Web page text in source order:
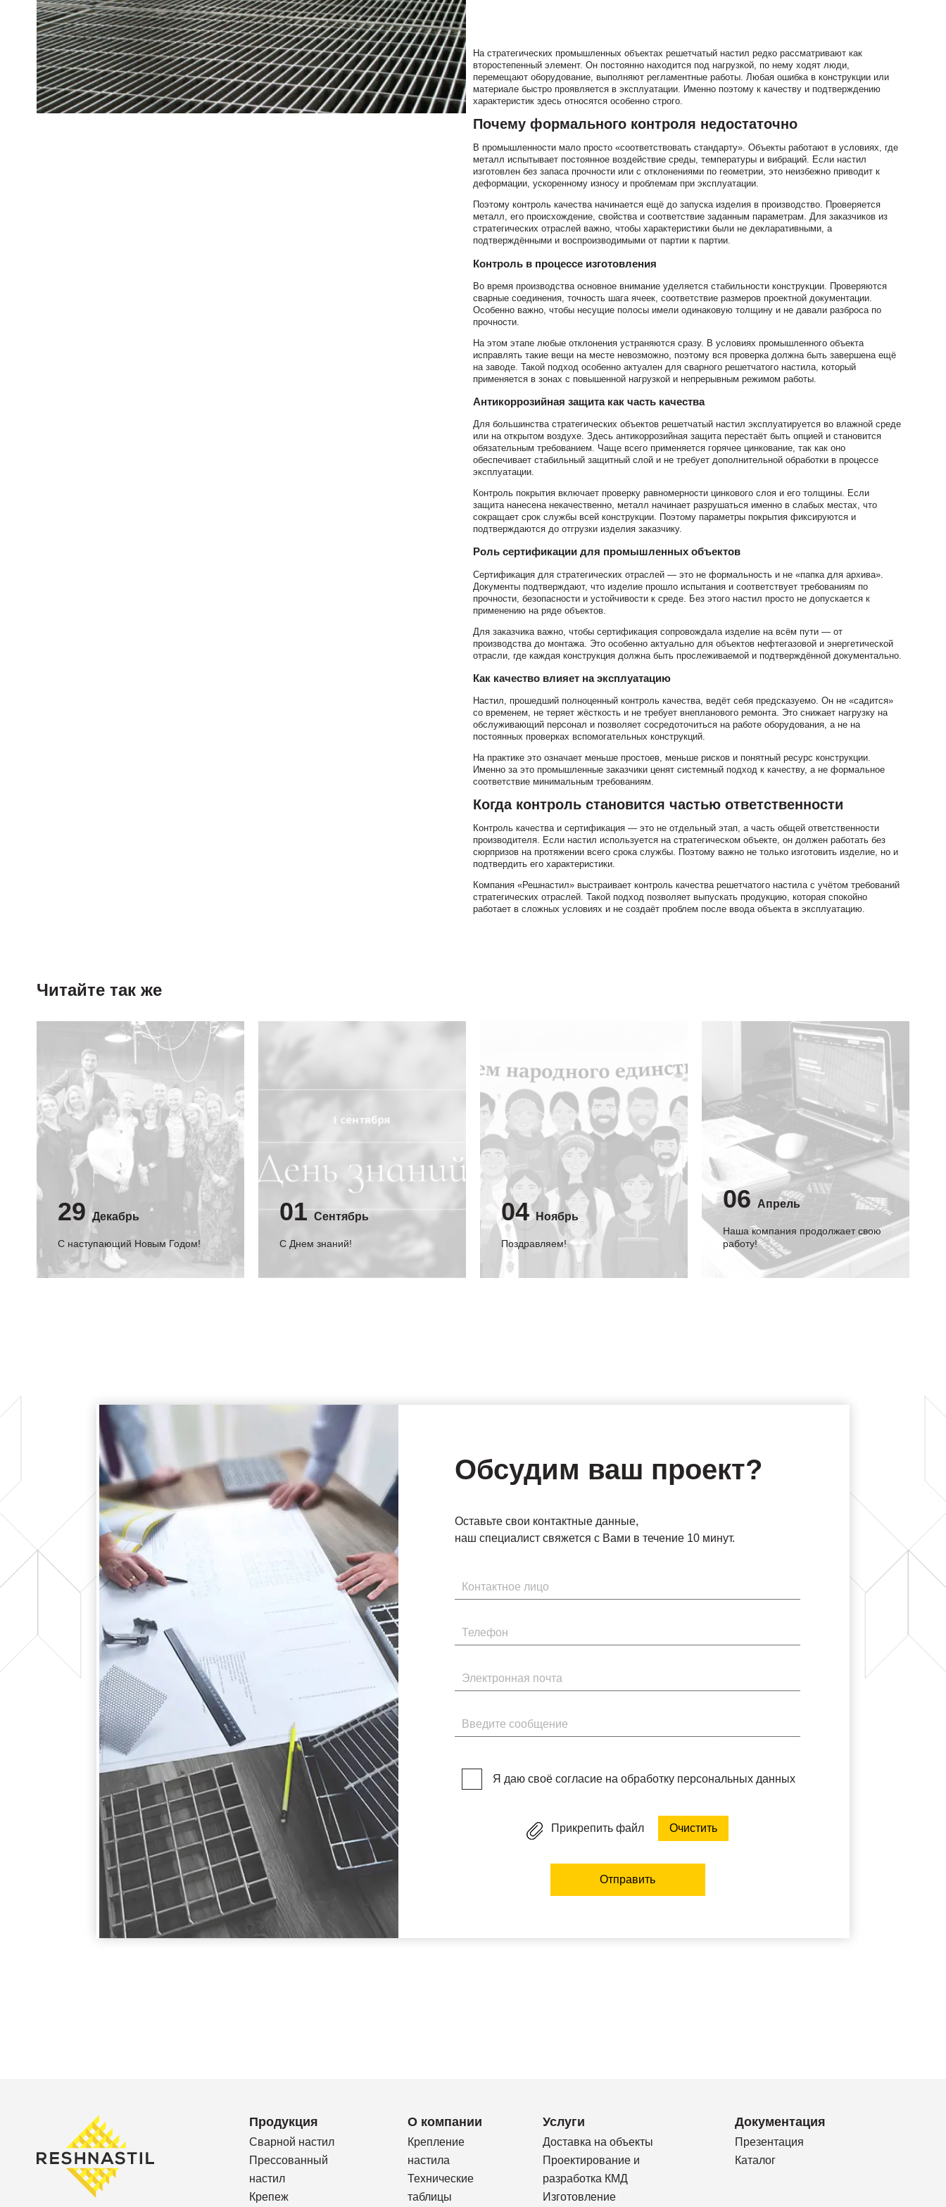
На стратегических промышленных объектах решетчатый настил редко рассматривают как
второстепенный элемент. Он постоянно находится под нагрузкой, по нему ходят люди,
перемещают оборудование, выполняют регламентные работы. Любая ошибка в конструкции или
материале быстро проявляется в эксплуатации. Именно поэтому к качеству и подтверждению
характеристик здесь относятся особенно строго.
Почему формального контроля недостаточно
В промышленности мало просто «соответствовать стандарту». Объекты работают в условиях, где
металл испытывает постоянное воздействие среды, температуры и вибраций. Если настил
изготовлен без запаса прочности или с отклонениями по геометрии, это неизбежно приводит к
деформации, ускоренному износу и проблемам при эксплуатации.
Поэтому контроль качества начинается ещё до запуска изделия в производство. Проверяется
металл, его происхождение, свойства и соответствие заданным параметрам. Для заказчиков из
стратегических отраслей важно, чтобы характеристики были не декларативными, а
подтверждёнными и воспроизводимыми от партии к партии.
Контроль в процессе изготовления
Во время производства основное внимание уделяется стабильности конструкции. Проверяются
сварные соединения, точность шага ячеек, соответствие размеров проектной документации.
Особенно важно, чтобы несущие полосы имели одинаковую толщину и не давали разброса по
прочности.
На этом этапе любые отклонения устраняются сразу. В условиях промышленного объекта
исправлять такие вещи на месте невозможно, поэтому вся проверка должна быть завершена ещё
на заводе. Такой подход особенно актуален для сварного решетчатого настила, который
применяется в зонах с повышенной нагрузкой и непрерывным режимом работы.
Антикоррозийная защита как часть качества
Для большинства стратегических объектов решетчатый настил эксплуатируется во влажной среде
или на открытом воздухе. Здесь антикоррозийная защита перестаёт быть опцией и становится
обязательным требованием. Чаще всего применяется горячее цинкование, так как оно
обеспечивает стабильный защитный слой и не требует дополнительной обработки в процессе
эксплуатации.
Контроль покрытия включает проверку равномерности цинкового слоя и его толщины. Если
защита нанесена некачественно, металл начинает разрушаться именно в слабых местах, что
сокращает срок службы всей конструкции. Поэтому параметры покрытия фиксируются и
подтверждаются до отгрузки изделия заказчику.
Роль сертификации для промышленных объектов
Сертификация для стратегических отраслей — это не формальность и не «папка для архива».
Документы подтверждают, что изделие прошло испытания и соответствует требованиям по
прочности, безопасности и устойчивости к среде. Без этого настил просто не допускается к
применению на ряде объектов.
Для заказчика важно, чтобы сертификация сопровождала изделие на всём пути — от
производства до монтажа. Это особенно актуально для объектов нефтегазовой и энергетической
отрасли, где каждая конструкция должна быть прослеживаемой и подтверждённой документально.
Как качество влияет на эксплуатацию
Настил, прошедший полноценный контроль качества, ведёт себя предсказуемо. Он не «садится»
со временем, не теряет жёсткость и не требует внепланового ремонта. Это снижает нагрузку на
обслуживающий персонал и позволяет сосредоточиться на работе оборудования, а не на
постоянных проверках вспомогательных конструкций.
На практике это означает меньше простоев, меньше рисков и понятный ресурс конструкции.
Именно за это промышленные заказчики ценят системный подход к качеству, а не формальное
соответствие минимальным требованиям.
Когда контроль становится частью ответственности
Контроль качества и сертификация — это не отдельный этап, а часть общей ответственности
производителя. Если настил используется на стратегическом объекте, он должен работать без
сюрпризов на протяжении всего срока службы. Поэтому важно не только изготовить изделие, но и
подтвердить его характеристики.
Компания «Решнастил» выстраивает контроль качества решетчатого настила с учётом требований
стратегических отраслей. Такой подход позволяет выпускать продукцию, которая спокойно
работает в сложных условиях и не создаёт проблем после ввода объекта в эксплуатацию.
Читайте так же
29 Декабрь
С наступающий Новым Годом!
01 Сентябрь
C Днем знаний!
04 Ноябрь
Поздравляем!
06 Апрель
Наша компания продолжает свою
работу!
Обсудим ваш проект?
Оставьте свои контактные данные,
наш специалист свяжется с Вами в течение 10 минут.
Имя
Телефон
Электронная почта
Введите сообщение
Я даю своё согласие на обработку персональных данных
Прикрепить файл Очистить
Отправить
Продукция
Сварной настил
Прессованный
настил
Крепеж
О компании
Крепление
настила
Технические
таблицы
Услуги
Доставка на объекты
Проектирование и
разработка КМД
Изготовление
Документация
Презентация
Каталог